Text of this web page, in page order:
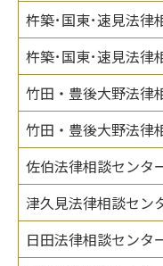
杵築･国東･速見法律
杵築･国東･速見法律
竹田・豊後大野法律
竹田・豊後大野法律
佐伯法律相談センタ
津久見法律相談セン
日田法律相談センタ